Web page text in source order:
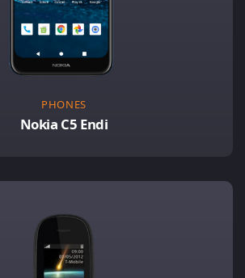
PHONES
Nokia C5 Endi